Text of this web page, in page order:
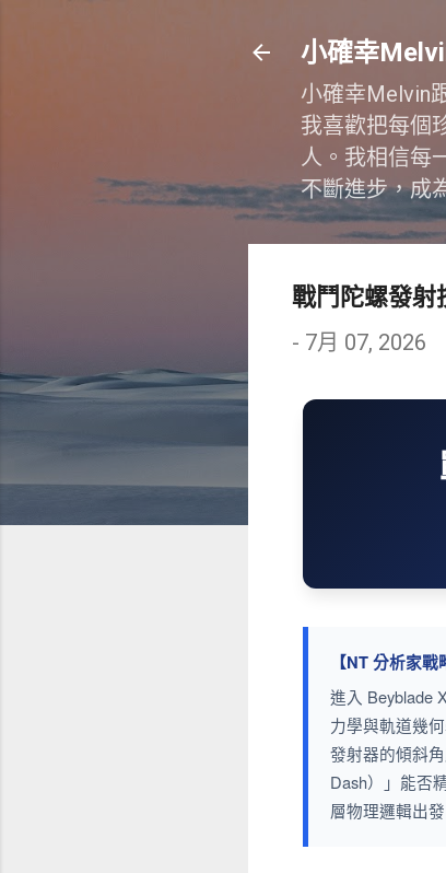
小確幸
小確幸Melvin
我喜歡把每個
人。我相信每
不斷進步，成
戰鬥陀螺發射
- 7月 07, 2026
【NT 分析家戰
進入 Beyblade
力學與軌道幾
發射器的傾斜
Dash）」能否
層物理邏輯出